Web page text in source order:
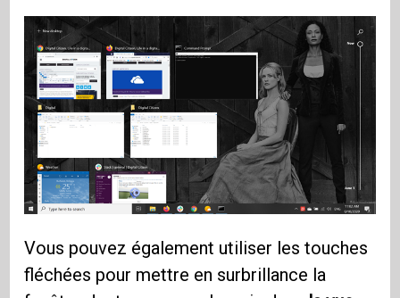
Vous pouvez également utiliser les touches
fléchées pour mettre en surbrillance la